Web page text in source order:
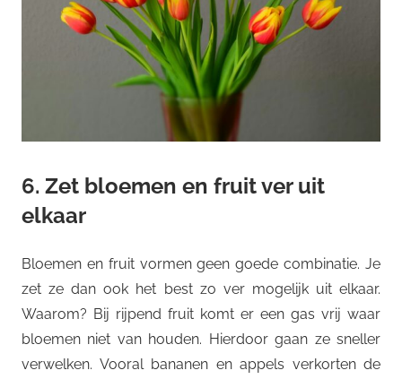
6. Zet bloemen en fruit ver uit
elkaar
Bloemen en fruit vormen geen goede combinatie. Je
zet ze dan ook het best zo ver mogelijk uit elkaar.
Waarom? Bij rijpend fruit komt er een gas vrij waar
bloemen niet van houden. Hierdoor gaan ze sneller
verwelken. Vooral bananen en appels verkorten de